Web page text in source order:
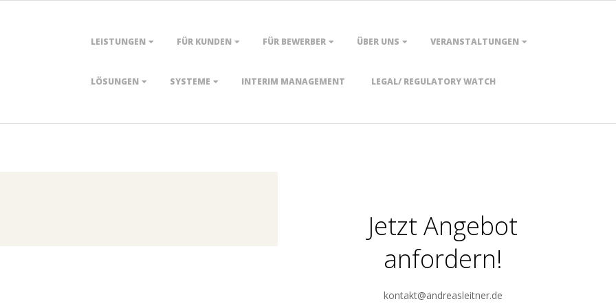
LEISTUNGEN FÜR KUNDEN FÜR BEWERBER ÜBER UNS VERANSTALTUNGEN
LÖSUNGEN SYSTEME INTERIM MANAGEMENT LEGAL/ REGULATORY WATCH
Jetzt Angebot
anfordern!
kontakt@andreasleitner.de